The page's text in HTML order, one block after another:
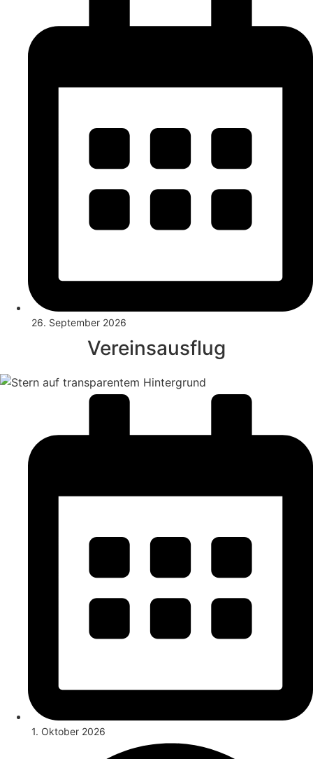
26. September 2026
Vereinsausflug
1. Oktober 2026